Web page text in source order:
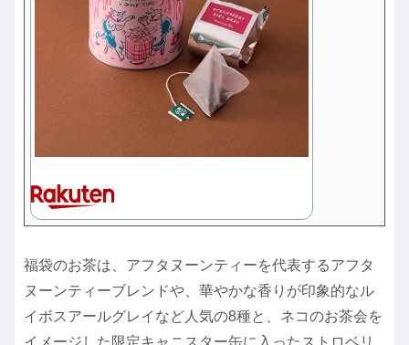
福袋のお茶は、アフタヌーンティーを代表するアフタ
ヌーンティーブレンドや、華やかな香りが印象的なル
イボスアールグレイなど人気の8種と、ネコのお茶会を
イメージした限定キャニスター缶に入ったストロベリ